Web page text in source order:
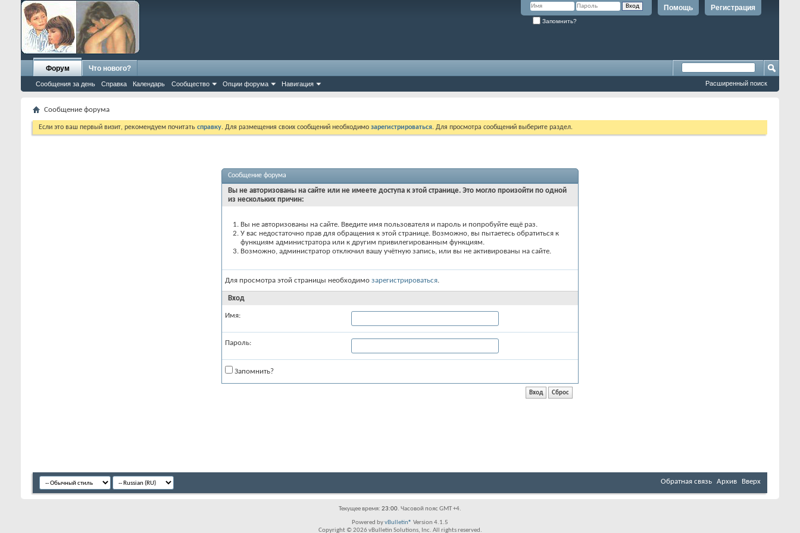
Регистрация
Помощь
Запомнить?
Форум
Сообщения за день Справка Календарь Сообщество Опции форума Навигация
Что нового?
Расширенный поиск
Сообщение форума
Если это ваш первый визит, рекомендуем почитать справку. Для размещения своих сообщений необходимо зарегистрироваться. Для просмотра сообщений выберите раздел.
Сообщение форума
Вы не авторизованы на сайте или не имеете доступа к этой странице. Это могло произойти по одной
из нескольких причин:
Вы не авторизованы на сайте. Введите имя пользователя и пароль и попробуйте ещё раз.
У вас недостаточно прав для обращения к этой странице. Возможно, вы пытаетесь обратиться к
функциям администратора или к другим привилегированным функциям.
Возможно, администратор отключил вашу учётную запись, или вы не активированы на сайте.
Для просмотра этой страницы необходимо зарегистрироваться.
Вход
Имя:
Пароль:
Запомнить?
Обратная связь Архив Вверх
Текущее время: 23:00. Часовой пояс GMT +4.
Powered byvBulletin® Version 4.1.5
Copyright © 2026 vBulletin Solutions, Inc. All rights reserved.